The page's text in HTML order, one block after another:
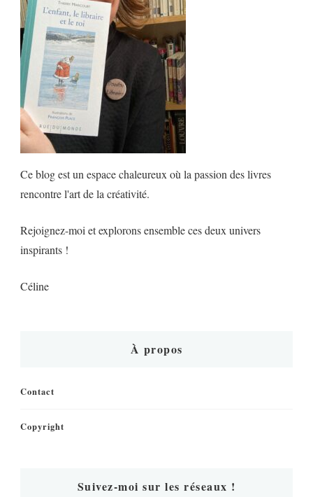
Ce blog est un espace chaleureux où la passion des livres
rencontre l'art de la créativité.
Rejoignez-moi et explorons ensemble ces deux univers
inspirants !
Céline
À propos
Contact
Copyright
Suivez-moi sur les réseaux !